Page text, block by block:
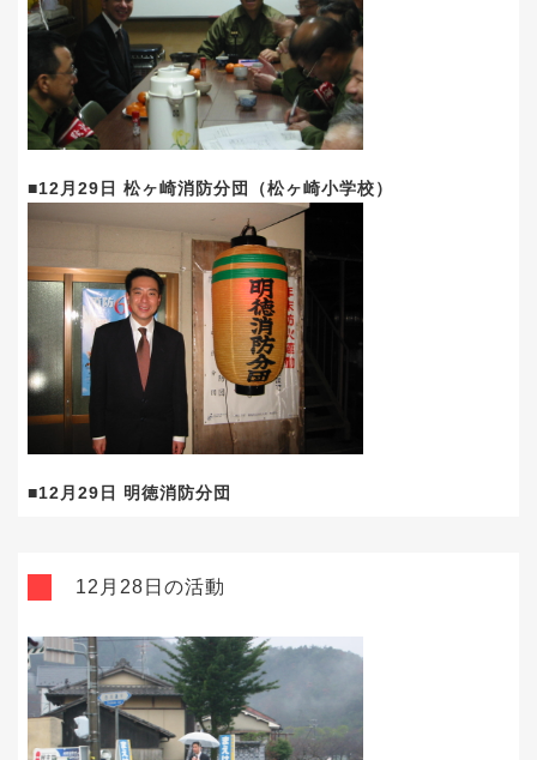
■12月29日 松ヶ崎消防分団（松ヶ崎小学校）
■12月29日 明徳消防分団
12月28日の活動